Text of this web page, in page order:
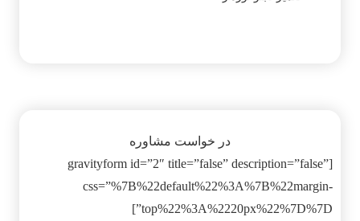
در خواست مشاوره
[gravityform id=”2″ title=”false” description=”false”
css=”%7B%22default%22%3A%7B%22margin-
top%22%3A%2220px%22%7D%7D”]